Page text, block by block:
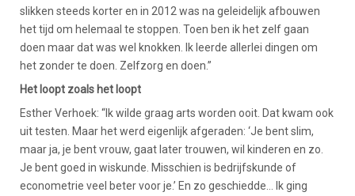
slikken steeds korter en in 2012 was na geleidelijk afbouwen
het tijd om helemaal te stoppen. Toen ben ik het zelf gaan
doen maar dat was wel knokken. Ik leerde allerlei dingen om
het zonder te doen. Zelfzorg en doen.”
Het loopt zoals het loopt
Esther Verhoek: “Ik wilde graag arts worden ooit. Dat kwam ook
uit testen. Maar het werd eigenlijk afgeraden: ‘Je bent slim,
maar ja, je bent vrouw, gaat later trouwen, wil kinderen en zo.
Je bent goed in wiskunde. Misschien is bedrijfskunde of
econometrie veel beter voor je.’ En zo geschiedde… Ik ging